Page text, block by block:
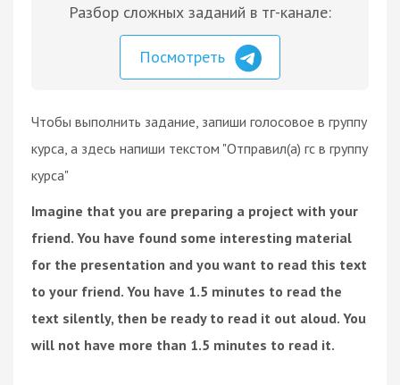
Разбор сложных заданий в тг-канале:
Посмотреть
Чтобы выполнить задание, запиши голосовое в группу
курса, а здесь напиши текстом "Отправил(а) гс в группу
курса"
Imagine that you are preparing a project with your
friend. You have found some interesting material
for the presentation and you want to read this text
to your friend. You have 1.5 minutes to read the
text silently, then be ready to read it out aloud. You
will not have more than 1.5 minutes to read it.